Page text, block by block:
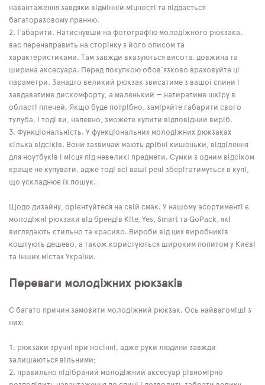
навантаження завдяки відмінній міцності та піддається
багаторазовому пранню.
Габарити. Натиснувши на фотографію молодіжного рюкзака,
вас перенаправить на сторінку з його описом та
характеристиками. Там завжди вказуються висота, довжина та
ширина аксесуара. Перед покупкою обов'язково враховуйте ці
параметри. Занадто великий рюкзак звисатиме з вашої спини і
завдаватиме дискомфорту, а маленький — натиратиме шкіру в
області плечей. Якщо буде потрібно, заміряйте габарити свого
тулуба, і тоді ви, напевно, зможете купити відповідний виріб.
Функціональність. У функціональних молодіжних рюкзаках
кілька відсіків. Вони зазвичай мають дрібні кишеньки, відділення
для ноутбуків і місця під невеликі предмети. Сумки з одним відсіком
краще не купувати, адже тоді всі ваші речі зберігатимуться в купі,
що ускладнює їх пошук.
Щодо дизайну, орієнтуйтеся на свій смак. У нашому асортименті є
молодіжні рюкзаки від брендів Kite, Yes, Smart та GoPack, які
виглядають стильно та красиво. Вироби від цих виробників
коштують дешево, а також користуються широким попитом у Києві
та інших містах України.
Переваги молодіжних рюкзаків
Є багато причин замовити молодіжний рюкзак. Ось найвагоміші з
них:
рюкзаки зручні при носінні, адже руки людини завжди
залишаються вільними;
правильно підібраний молодіжний аксесуар рівномірно